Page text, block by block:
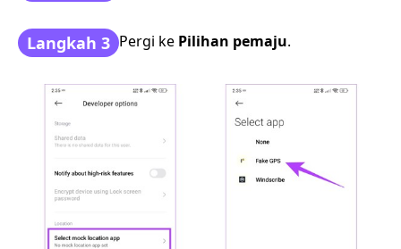
Langkah 3 Pergi ke Pilihan pemaju.